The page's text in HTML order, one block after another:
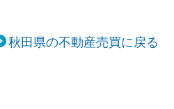
秋田県の不動産売買に戻る